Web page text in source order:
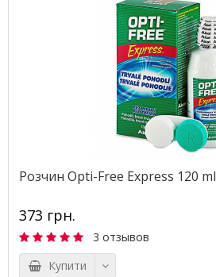
Розчин Opti-Free Express 120 ml
373 грн.
3 отзывов
Купити